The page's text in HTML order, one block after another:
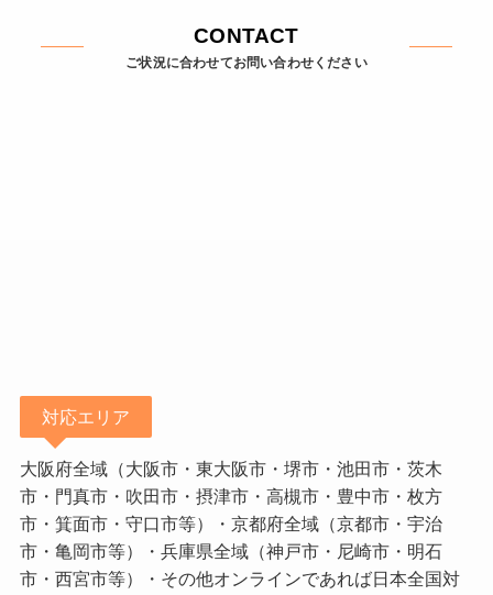
CONTACT
ご状況に合わせてお問い合わせください
対応エリア
大阪府全域（大阪市・東大阪市・堺市・池田市・茨木
市・門真市・吹田市・摂津市・高槻市・豊中市・枚方
市・箕面市・守口市等）・京都府全域（京都市・宇治
市・亀岡市等）・兵庫県全域（神戸市・尼崎市・明石
市・西宮市等）・その他オンラインであれば日本全国対